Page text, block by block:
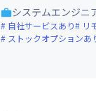
システムエンジニ
自社サービスあり リ
ストックオプションあ